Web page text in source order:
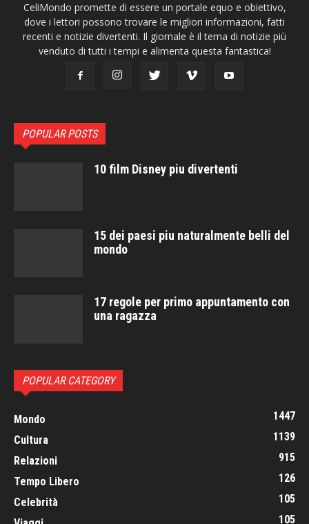
CeliMondo promette di essere un portale equo e obiettivo,
dove i lettori possono trovare le migliori informazioni, fatti
recenti e notizie divertenti. Il giornale è il tema di notizie più
venduto di tutti i tempi e alimenta questa fantastica!
POPULAR POSTS
10 film Disney piu divertenti
15 dei paesi piu naturalmente belli del
mondo
17 regole per primo appuntamento con
una ragazza
POPULAR CATEGORY
Mondo
1447
Cultura
1139
Relazioni
915
Tempo Libero
126
Celebrità
105
105